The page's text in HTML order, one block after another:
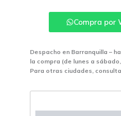
Compra por
Despacho en Barranquilla –
la compra (de lunes a
Para otras ciudades,